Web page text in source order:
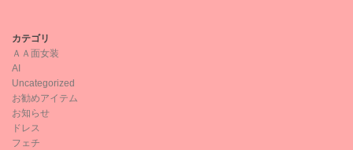
カテゴリ
ＡＡ面女装
AI
Uncategorized
お勧めアイテム
お知らせ
ドレス
フェチ